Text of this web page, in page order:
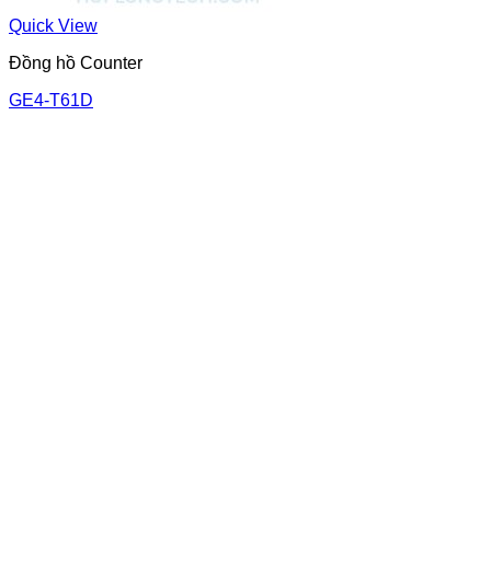
Quick View
Đồng hồ Counter
GE4-T61D